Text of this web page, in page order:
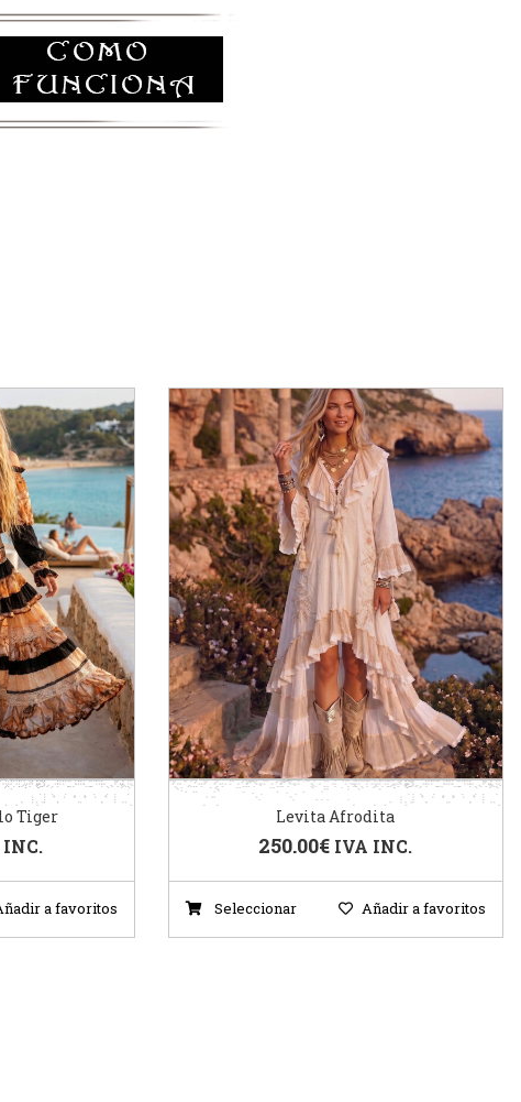
Tiger
a favoritos
Levita Afrodita
250.00€ IVA INC.
Seleccionar Añadir a favoritos